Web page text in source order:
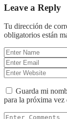
Leave a Reply
Tu dirección de
obligatorios están
Guarda mi
para la próxima vez